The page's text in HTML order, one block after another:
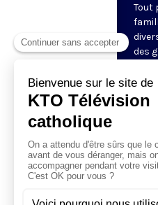
Tout
des
en